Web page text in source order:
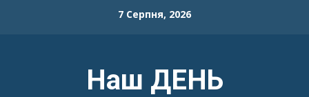
7 Серпня, 2026
Наш ДЕНЬ